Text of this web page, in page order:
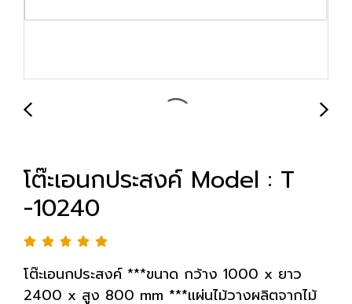
โต๊ะเอนกประสงค์ Model : T
-10240
โต๊ะเอนกประสงค์ ***ขนาด กว้าง 1000 x ยาว
2400 x สูง 800 mm ***แผ่นไม้วางผลิตจากไม้